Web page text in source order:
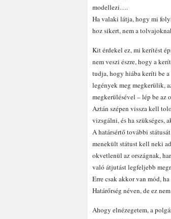
modellezi….
Ha valaki látja, hogy mi
hoz sikert, nem a
Kit érdekel ez, mi kerítést
nem veszi észre, hogy a
tudja, hogy hiába keríti be
legények meg megkerülik,
megkerülésével – lép be az
Aztán szépen vissza kell
vizsgálni, és ha szükséges,
A határsértő további
menekült státust kell neki
okvetlenül az országnak,
való átjutást legfeljebb
Erre csak akkor van mód,
Határőrség néven, de ez
Ahogy elnézegetem, a